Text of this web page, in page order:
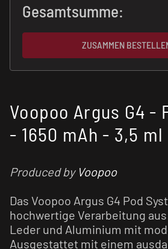
Gesamtsumme:
ZUSAMMEN
Voopoo Argus G4 -
- 1650 mAh - 3,5 ml
Produced by Voopoo
Das Voopoo Argus G4 Pod
hochwertige Verarbeitung
Leder und Aluminium mit
Ausgestattet mit einem